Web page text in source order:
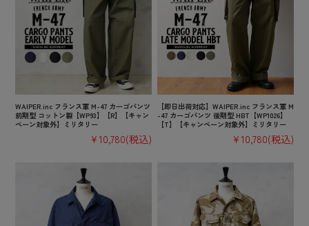
WAIPER.inc フランス軍 M-47 カーゴパンツ
前期型 コットン製【WP93】【R】【キャン
ペーン対象外】ミリタリー
¥10,780(税込)
【即日出荷対応】WAIPER.inc フランス軍 M
-47 カーゴパンツ 後期型 HBT【WP1026】
【T】【キャンペーン対象外】ミリタリー
¥10,780(税込)